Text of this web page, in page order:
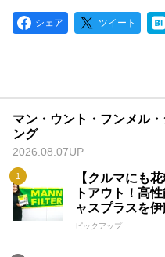
シェア ツイート
マン・ウント・フンメル
ング
2026.08.07UP
【クルマにも
トアウト！高
ャスプラスを
ピックアップ